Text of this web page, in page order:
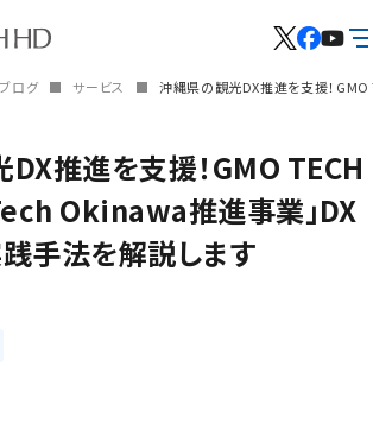
ログ サービス 沖縄県の観光DX推進を支援！
推進を支援！GMO TECH
Okinawa推進事業」DX
手法を解説します